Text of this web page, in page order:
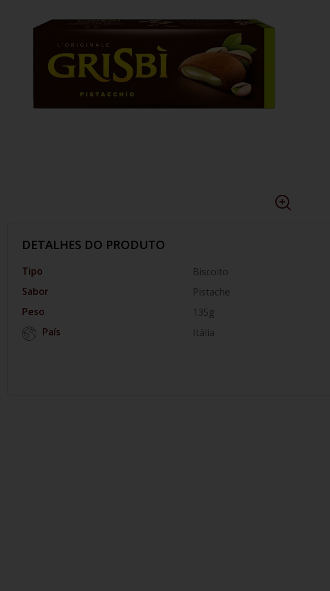
DETALHES DO PRODUTO
Tipo
Biscoito
Sabor
Pistache
Peso
135g
País
Itália